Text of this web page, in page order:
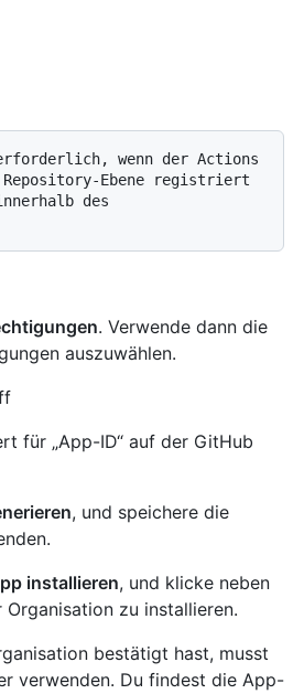
Ebene registriert
des
. Verwende dann die
auszuwählen.
für „App-ID“ auf der GitHub
, und speichere die
installieren, und klicke neben
zu installieren.
bestätigt hast, musst
verwenden. Du findest die App-